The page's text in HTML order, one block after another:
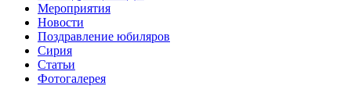
Мероприятия
Новости
Поздравление юбиляров
Сирия
Статьи
Фотогалерея